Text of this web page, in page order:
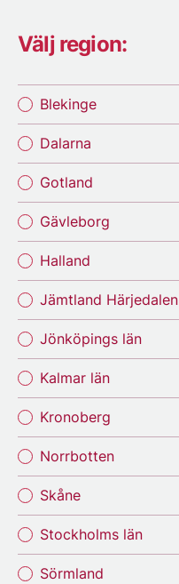
Välj region:
Blekinge
Dalarna
Gotland
Gävleborg
Halland
Jämtland Härjedalen
Jönköpings län
Kalmar län
Kronoberg
Norrbotten
Skåne
Stockholms län
Sörmland